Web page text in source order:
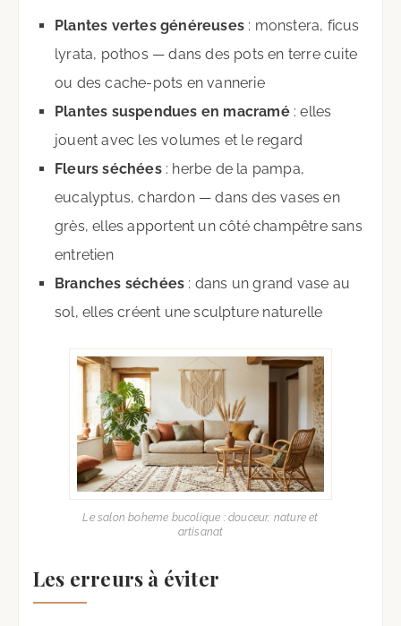
Plantes vertes généreuses : monstera, ficus
lyrata, pothos — dans des pots en terre cuite
ou des cache-pots en vannerie
Plantes suspendues en macramé: elles
jouent avec les volumes et le regard
Fleurs séchées: herbe de la pampa,
eucalyptus, chardon — dans des vases en
grès, elles apportent un côté champêtre sans
entretien
Branches séchées : dans un grand vase au
sol, elles créent une sculpture naturelle
Le salon boheme bucolique : douceur, nature et
artisanat
Les erreurs à éviter